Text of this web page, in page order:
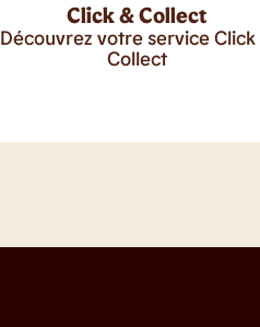
Click & Collect
Découvrez votre service Click
Collect